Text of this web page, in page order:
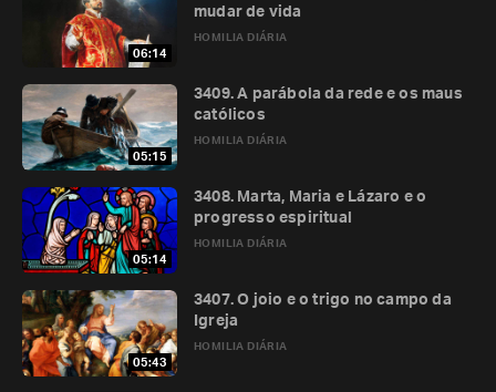
06:14
HOMILIA DIÁRIA
mudar de vida
05:15
HOMILIA DIÁRIA
3409. A parábola da rede e os maus
católicos
05:14
HOMILIA DIÁRIA
3408. Marta, Maria e Lázaro e o
progresso espiritual
05:43
HOMILIA DIÁRIA
3407. O joio e o trigo no campo da
Igreja